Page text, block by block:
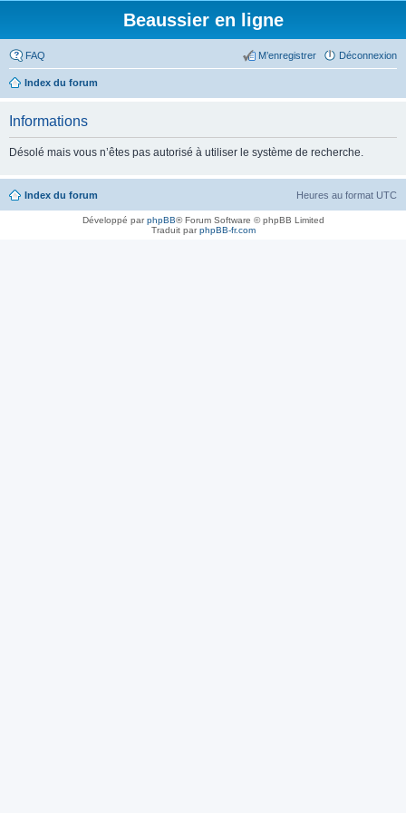
Beaussier en ligne
FAQ Déconnexion
M’enregistrer
Index du forum
Informations
Désolé mais vous n’êtes pas autorisé à utiliser le système de recherche.
Index du forum Heures au format UTC
Développé parphpBB® Forum Software © phpBB Limited
Traduit parphpBB-fr.com